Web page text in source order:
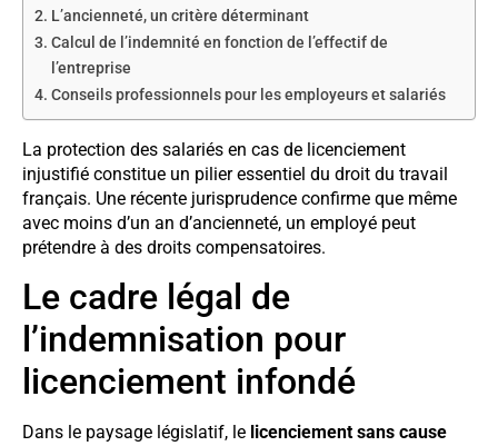
L’ancienneté, un critère déterminant
Calcul de l’indemnité en fonction de l’effectif de
l’entreprise
Conseils professionnels pour les employeurs et salariés
La protection des salariés en cas de licenciement
injustifié constitue un pilier essentiel du droit du travail
français. Une récente jurisprudence confirme que même
avec moins d’un an d’ancienneté, un employé peut
prétendre à des droits compensatoires.
Le cadre légal de
l’indemnisation pour
licenciement infondé
Dans le paysage législatif, le licenciement sans cause